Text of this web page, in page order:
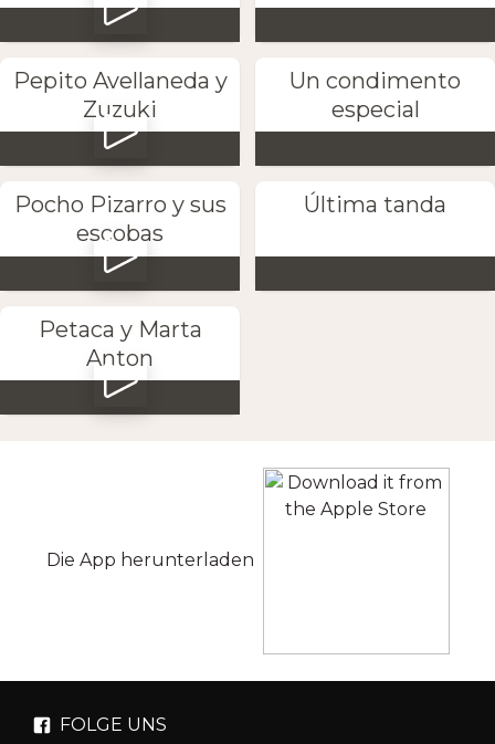
Pepito Avellaneda y
Zuzuki
Un condimento
especial
Pocho Pizarro y sus
escobas
Última tanda
Petaca y Marta
Anton
Die App herunterladen
FOLGE UNS